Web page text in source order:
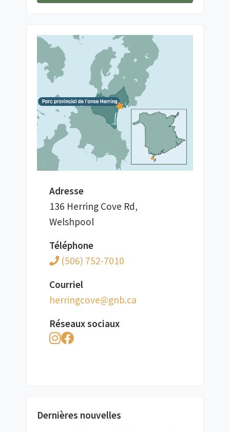
Adresse
136 Herring Cove Rd,
Welshpool
Téléphone
(506) 752-7010
Courriel
ac.bng@evocgnirreh
Réseaux sociaux
Dernières nouvelles